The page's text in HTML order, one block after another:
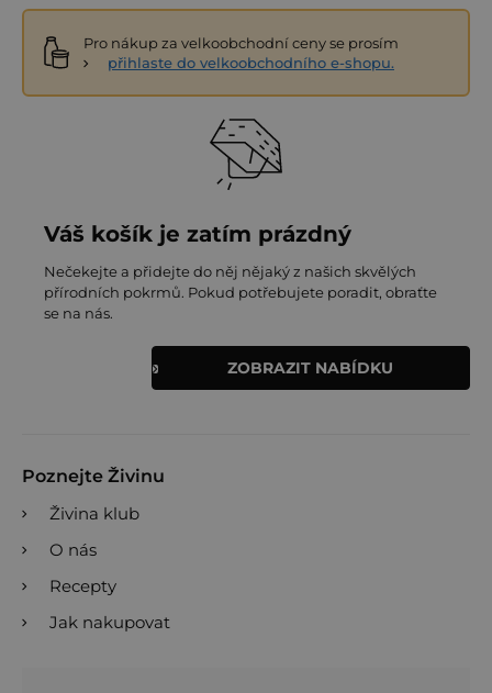
Pro nákup za velkoobchodní ceny se prosím
přihlaste do velkoobchodního e-shopu.
Váš košík je zatím prázdný
Nečekejte a přidejte do něj nějaký z našich skvělých
přírodních pokrmů. Pokud potřebujete poradit, obraťte
se na nás.
ZOBRAZIT NABÍDKU
Poznejte Živinu
Živina klub
O nás
Recepty
Jak nakupovat